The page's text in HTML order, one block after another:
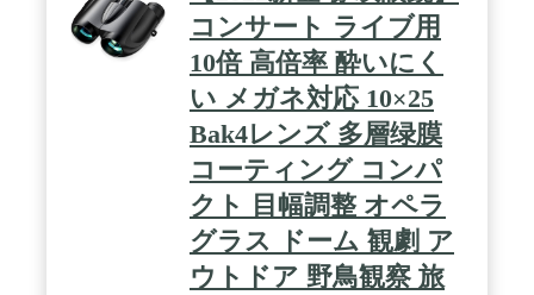
際に確かめてください❗ ✅【コンパクトで超軽量❗い
つもあなたの思い出の側に❗】双眼鏡本体の重量が
140gとスマホ並の軽さで長時間使っても疲れない超
軽量仕様❗ 手のひらサイズで他の手持ち双眼鏡の中
でも段違いにコンパクト❗ ケースにまとまるのでバ
ッグの中でもスペースをとりません❗ ネックストラ
ップ付なので首から下げておくことで、コンサート
中いざという時に観たいシーンを逃しません❗ 簡単
に取外し可能な特製ストラップなので、双眼鏡本体
をいつでも貸し借りできコンサートの思い出を共有
できます❗ / ✅【BaK7から進化したBaK4レンズで✨
コンサート ライブ用
10倍 高倍率 酔いにく
い メガネ対応 10×25
Bak4レンズ 多層绿膜
コーティング コンパ
クト 目幅調整 オペラ
グラス ドーム 観劇 ア
ウトドア 野鳥観察 旅